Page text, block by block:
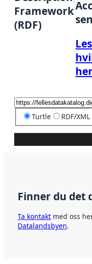
Framework
(RDF)
her
Turtle RDF/XML
Finner du det
Ta kontakt med oss
Datalandsbyen.